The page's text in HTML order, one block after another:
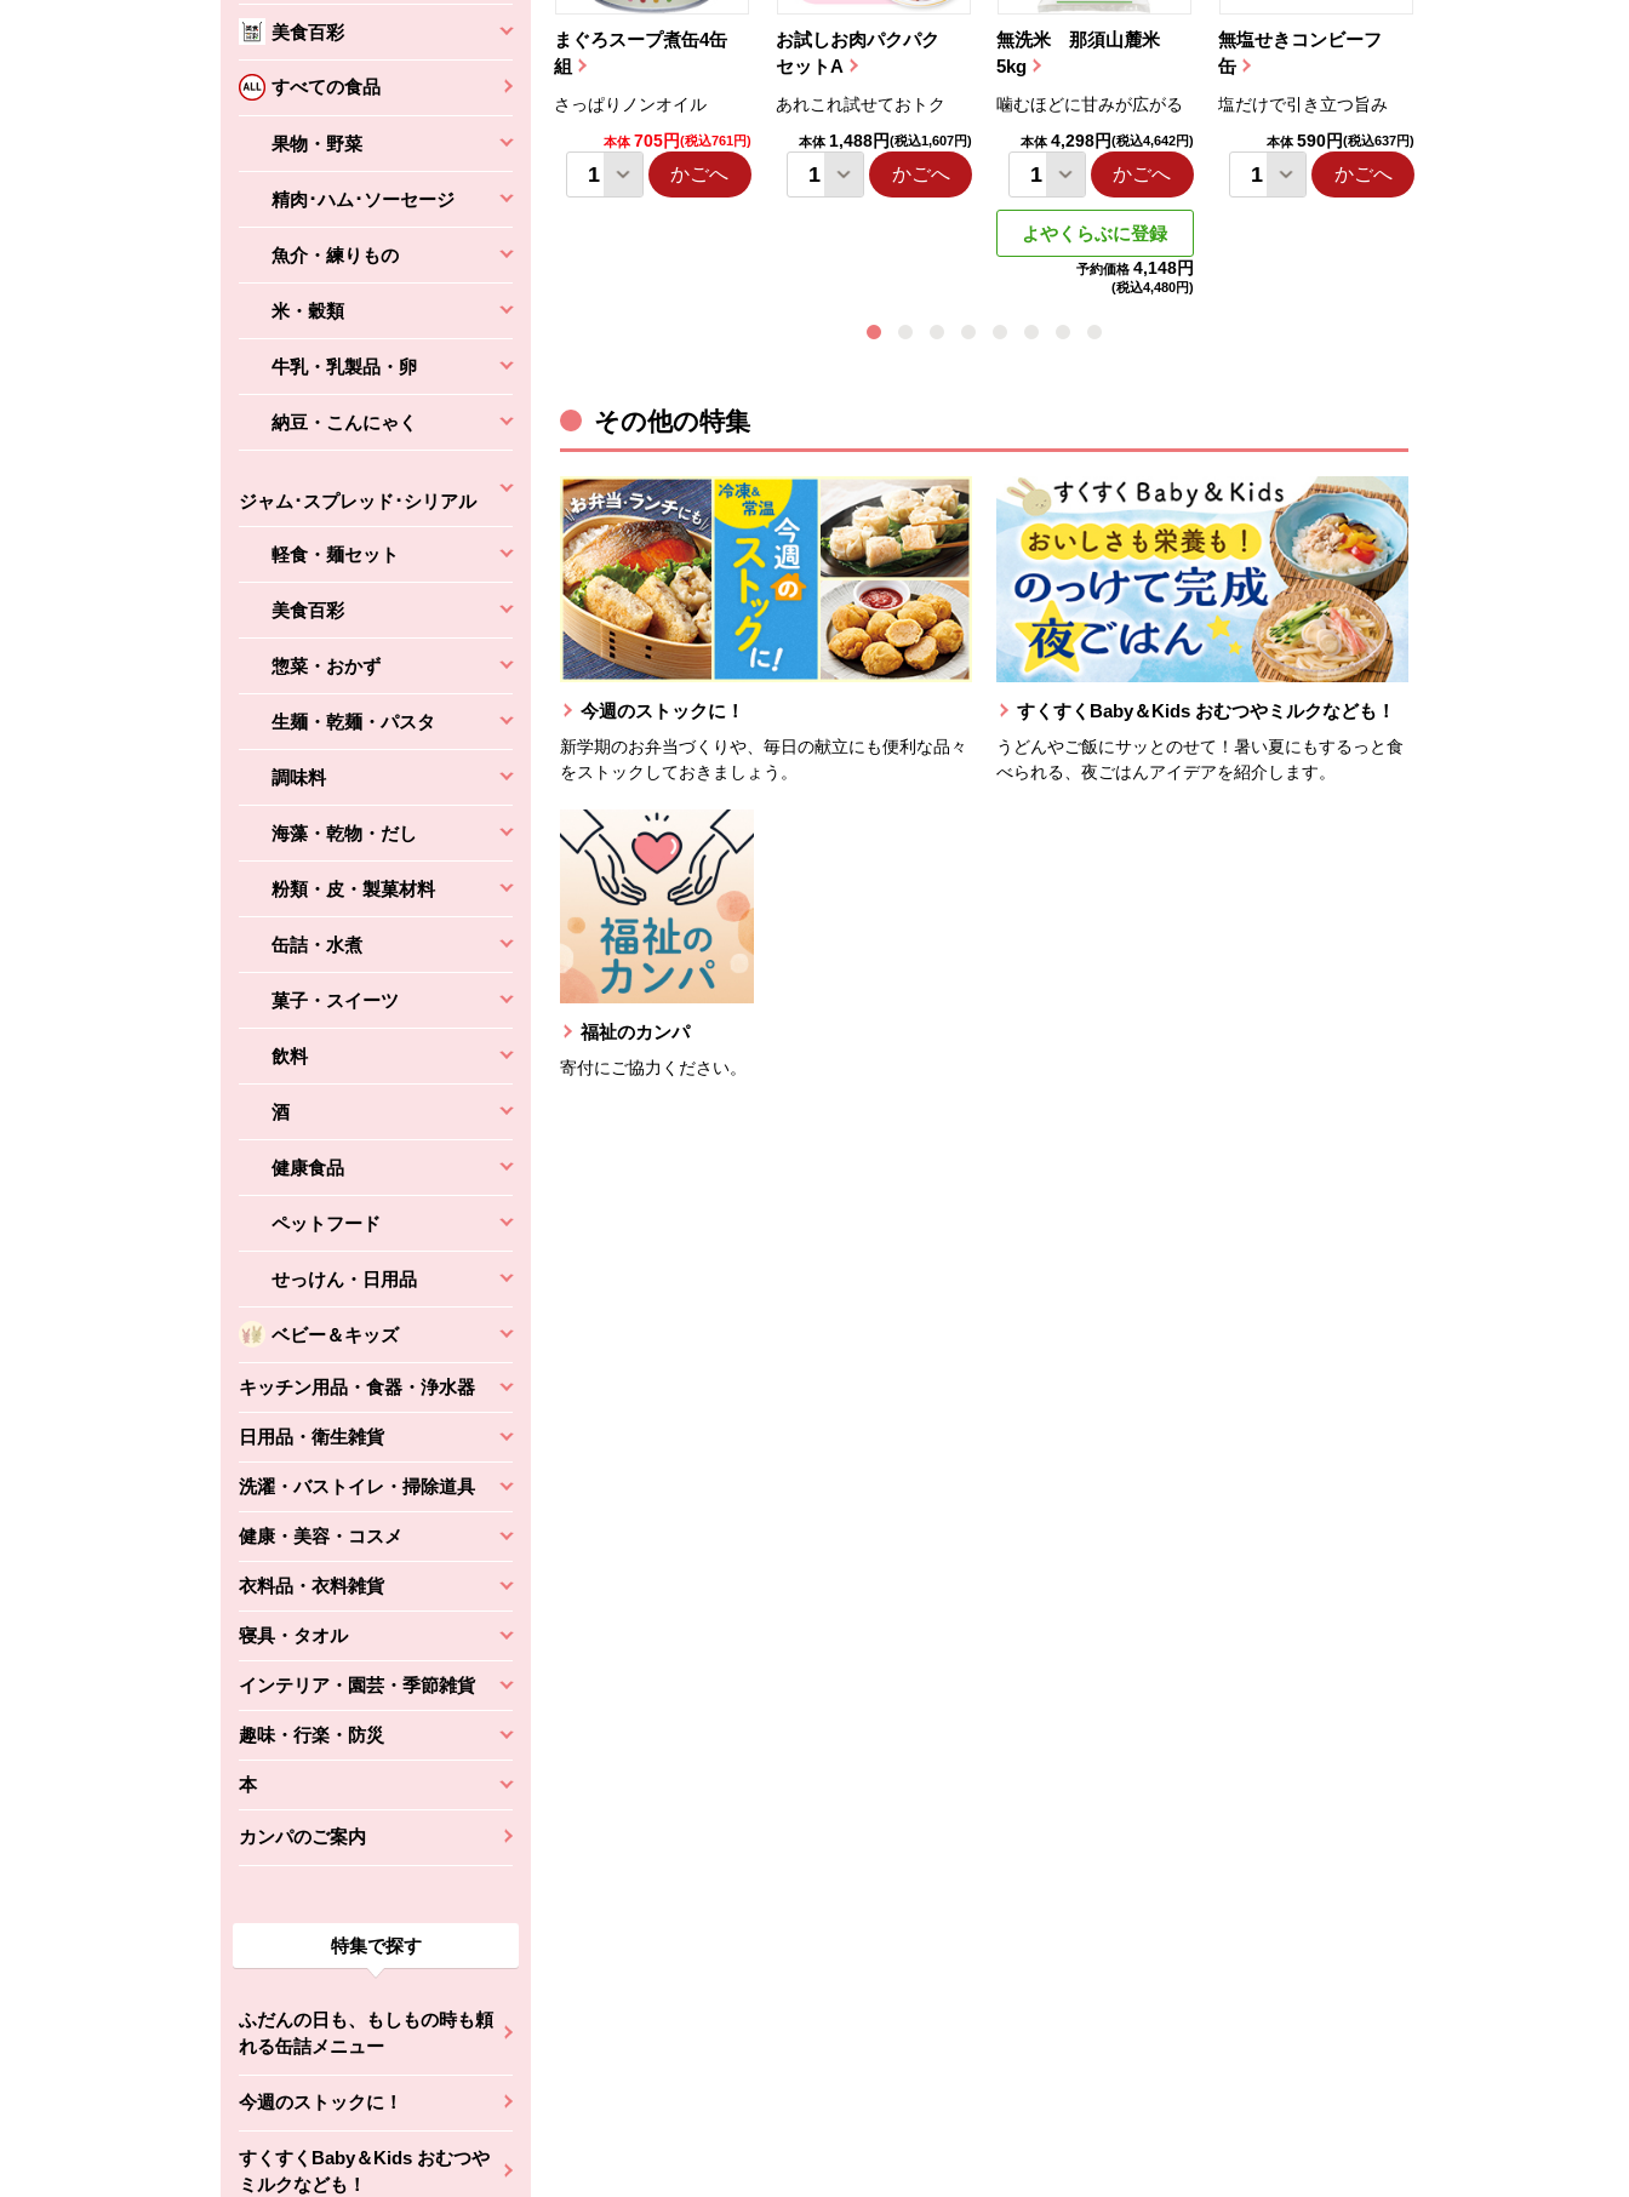
美食百彩
すべての食品
果物・野菜
精肉･ハム･ソーセージ
魚介・練りもの
米・穀類
牛乳・乳製品・卵
納豆・こんにゃく
ジャム･スプレッド･シリアル
軽食・麺セット
美食百彩
惣菜・おかず
生麺・乾麺・パスタ
調味料
海藻・乾物・だし
粉類・皮・製菓材料
缶詰・水煮
菓子・スイーツ
飲料
酒
健康食品
ペットフード
せっけん・日用品
ベビー＆キッズ
キッチン用品・食器・浄水器
日用品・衛生雑貨
洗濯・バストイレ・掃除道具
健康・美容・コスメ
衣料品・衣料雑貨
寝具・タオル
インテリア・園芸・季節雑貨
趣味・行楽・防災
本
カンパのご案内
特集で探す
ふだんの日も、もしもの時も頼
れる缶詰メニュー
今週のストックに！
すくすくBaby＆Kids おむつや
ミルクなども！
まぐろスープ煮缶4缶
組
さっぱりノンオイル
本体 705円(税込761円)
かごへ
お試しお肉パクパク
セットA
あれこれ試せておトク
本体 1,488円(税込1,607円)
かごへ
無洗米 那須山麓米
5kg
噛むほどに甘みが広がる
本体 4,298円(税込4,642円)
かごへ
よやくらぶに登録
予約価格 4,148円
(税込4,480円)
無塩せきコンビーフ
缶
塩だけで引き立つ旨み
本体 590円(税込637円)
かごへ
ちょこっと揚げ（香
えびの風味がぶわっ！
(税込356円)
かごへ
バルサミコ
コク深くフルーティー
本体2,160円(税込2,333円)
かごへ
その他の特集
今週のストックに！
新学期のお弁当づくりや、毎日の献立にも便利な品々
をストックしておきましょう。
すくすくBaby＆Kids おむつやミルクなども！
うどんやご飯にサッとのせて！暑い夏にもするっと食
べられる、夜ごはんアイデアを紹介します。
福祉のカンパ
寄付にご協力ください。